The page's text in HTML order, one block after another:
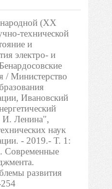
(ХХ
технической
и
электро- и
/ Министерство
Ивановский
И. Ленина",
наук
- 2019.- Т. 1:
Современные
развития